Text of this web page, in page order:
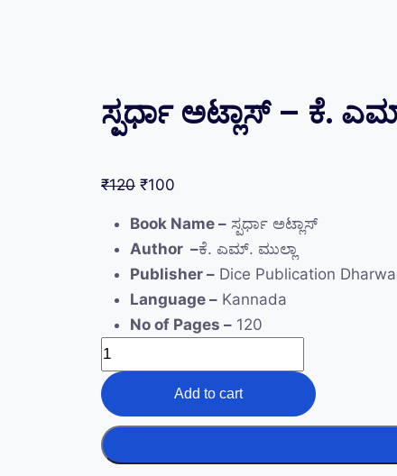
ಸ್ಪರ್ಧಾ ಅಟ್ಲಾಸ್ – ಕೆ.
₹120 ₹100
Book Name – ಸ್ಪರ್ಧಾ ಅಟ್ಲಾಸ್
Author –ಕೆ. ಎಮ್‌. ಮುಲ್ಲಾ
Publisher – Dice Publication
Language – Kannada
No of Pages – 120
Add to cart